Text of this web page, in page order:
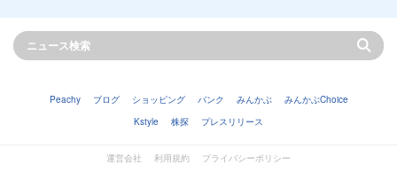
Peachy ブログ ショッピング バンク みんかぶ
みんかぶChoice
Kstyle
株探 プレスリリース
運営会社 利用規約 プライバシーポリシー